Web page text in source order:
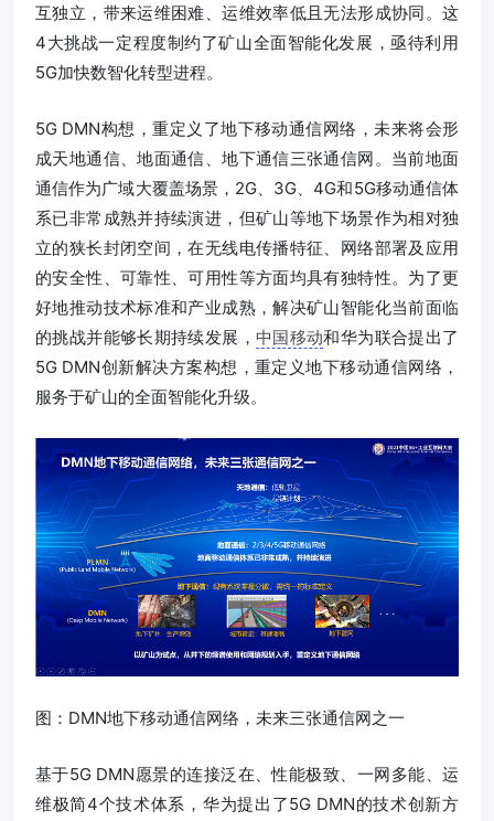
互独立，带来运维困难、运维效率低且无法形成协同。这
4大挑战一定程度制约了矿山全面智能化发展，亟待利用
5G加快数智化转型进程。
5G DMN构想，重定义了地下移动通信网络，未来将会形
成天地通信、地面通信、地下通信三张通信网。当前地面
通信作为广域大覆盖场景，2G、3G、4G和5G移动通信体
系已非常成熟并持续演进，但矿山等地下场景作为相对独
立的狭长封闭空间，在无线电传播特征、网络部署及应用
的安全性、可靠性、可用性等方面均具有独特性。为了更
好地推动技术标准和产业成熟，解决矿山智能化当前面临
的挑战并能够长期持续发展， 中国移动和华为联合提出了
5G DMN创新解决方案构想，重定义地下移动通信网络，
服务于矿山的全面智能化升级。
图：DMN地下移动通信网络，未来三张通信网之一
基于5G DMN愿景的连接泛在、性能极致、一网多能、运
维极简4个技术体系，华为提出了5G DMN的技术创新方